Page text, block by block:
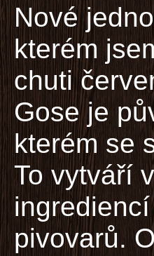
Nové
kterém
chuti
Gose je
kterém se
To vytváří
pivovarů.